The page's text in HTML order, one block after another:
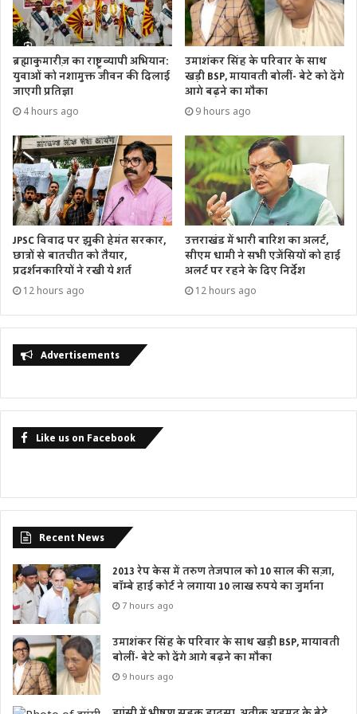
ब्रह्माकुमारीज़ का राष्ट्रव्यापी अभियान:
युवाओं को नशामुक्त जीवन की दिलाई
जाएगी प्रतिज्ञा
4 hours ago
उमाशंकर सिंह के परिवार के साथ
खड़ी BSP, मायावती बोलीं- बेटे को देंगे
आगे बढ़ने का मौका
9 hours ago
JPSC विवाद पर झुकी हेमंत सरकार,
छात्रों से बातचीत को तैयार,
प्रदर्शनकारियों ने रखी ये शर्त
12 hours ago
उत्तराखंड में भारी बारिश का अलर्ट,
सीएम धामी ने सभी एजेंसियों को हाई
अलर्ट पर रहने के दिए निर्देश
12 hours ago
Advertisements
Like us on Facebook
Recent News
2013 रेप केस में तरुण तेजपाल को 10 साल की सज़ा,
बॉम्बे हाई कोर्ट ने लगाया 10 लाख रुपये का जुर्माना
7 hours ago
उमाशंकर सिंह के परिवार के साथ खड़ी BSP, मायावती
बोलीं- बेटे को देंगे आगे बढ़ने का मौका
9 hours ago